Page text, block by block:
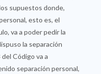
supuestos donde,
esto es, el
va a poder pedir la
la separación
Código va a
separación personal,